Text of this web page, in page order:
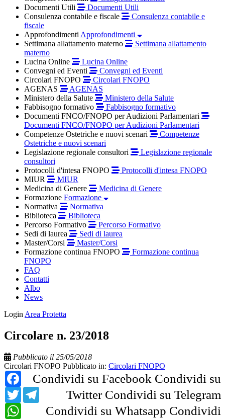
Documenti Utili
Documenti Utili
Consulenza contabile e fiscale
Consulenza contabile e
fiscale
Approfondimenti Approfondimenti
Settimana allattamento materno
Settimana allattamento
materno
Lucina Online
Lucina Online
Convegni ed Eventi
Convegni ed Eventi
Circolari FNOPO
Circolari FNOPO
AGENAS
AGENAS
Ministero della Salute
Ministero della Salute
Fabbisogno formativo
Fabbisogno formativo
Documenti FNCO/FNOPO per Audizioni Parlamentari
Documenti FNCO/FNOPO per Audizioni Parlamentari
Competenze Ostetriche e nuovi scenari
Competenze
Ostetriche e nuovi scenari
Legislazione regionale consultori
Legislazione regionale
consultori
Protocolli d'intesa FNOPO
Protocolli d'intesa FNOPO
MIUR
MIUR
Medicina di Genere
Medicina di Genere
Formazione Formazione
Normativa
Normativa
Biblioteca
Biblioteca
Percorso Formativo
Percorso Formativo
Sedi di laurea
Sedi di laurea
Master/Corsi
Master/Corsi
Formazione continua FNOPO
Formazione continua
FNOPO
FAQ
Contatti
Albo
News
Login Area Protetta
Circolare n. 23/2018
Pubblicato il 25/05/2018
Circolari FNOPO Pubblicato in: Circolari FNOPO
Condividi su Facebook
Facebook
Condividi su
Twitter
Twitter Condividi su Telegram
Telegram
Condividi su Whatsapp
WhatsApp
Condividi